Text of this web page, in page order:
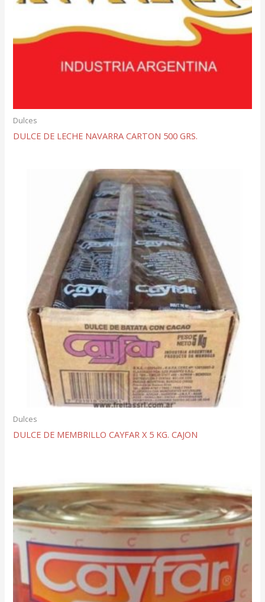
Dulces
DULCE DE LECHE NAVARRA CARTON 500 GRS.
Dulces
DULCE DE MEMBRILLO CAYFAR X 5 KG. CAJON